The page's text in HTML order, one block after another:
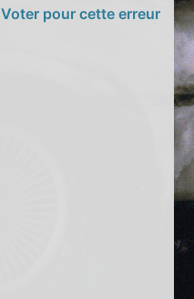
Voter pour cette erreur